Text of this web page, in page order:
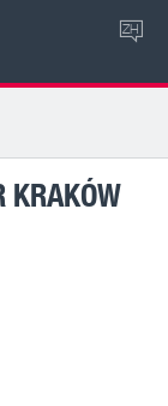
ZH
KRAKÓW